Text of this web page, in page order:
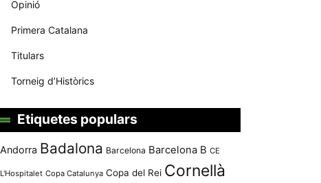
Opinió
Primera Catalana
Titulars
Torneig d’Històrics
Etiquetes populars
Andorra Badalona Barcelona Barcelona B CE
L'Hospitalet Copa Catalunya Copa del Rei Cornellà